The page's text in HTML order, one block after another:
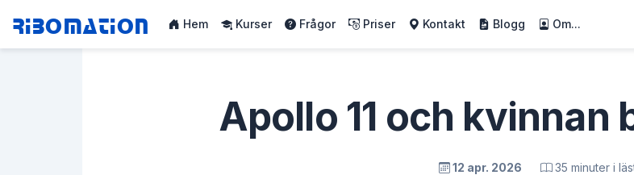
Ribomation Hem Kurser Frågor Priser Kontakt Blogg Om...
Apollo 11 och kvinnan
12 apr. 2026 35 minuter i